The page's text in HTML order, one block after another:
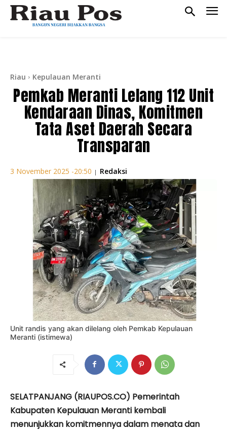
Riau Kepulauan Meranti
Pemkab Meranti Lelang 112 Unit
Kendaraan Dinas, Komitmen
Tata Aset Daerah Secara
Transparan
3 November 2025 -20:50 | Redaksi
Unit randis yang akan dilelang oleh Pemkab Kepulauan
Meranti (istimewa)
SELATPANJANG (RIAUPOS.CO) Pemerintah
Kabupaten Kepulauan Meranti kembali
menunjukkan komitmennya dalam menata dan